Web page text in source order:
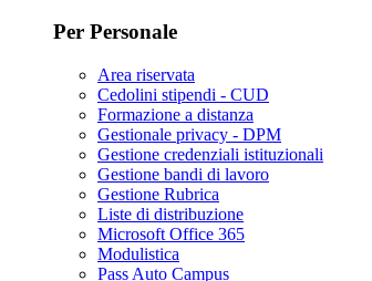
Per Personale
Area riservata
Cedolini stipendi - CUD
Formazione a distanza
Gestionale privacy - DPM
Gestione credenziali istituzionali
Gestione bandi di lavoro
Gestione Rubrica
Liste di distribuzione
Microsoft Office 365
Modulistica
Pass Auto Campus